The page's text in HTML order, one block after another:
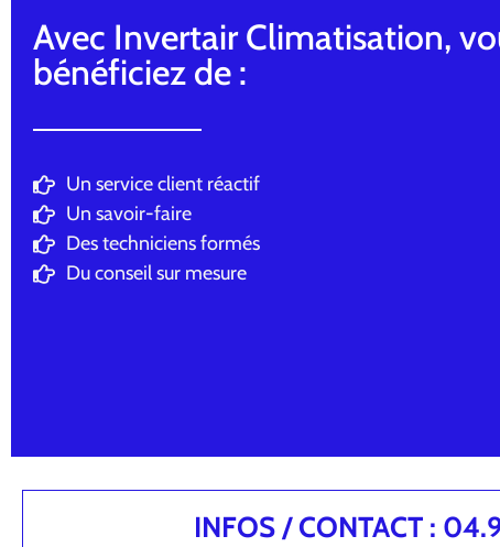
Avec Invertair Climatisation,
bénéficiez de :
Un service client réactif
Un savoir-faire
Des techniciens formés
Du conseil sur mesure
INFOS / CONTACT :